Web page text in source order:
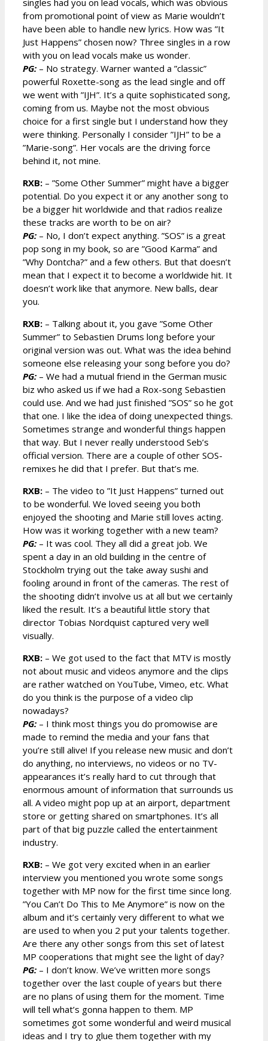
from promotional point of view as Marie wouldn’t
have been able to handle new lyrics. How was ”It
Just Happens” chosen now? Three singles in a row
with you on lead vocals make us wonder.
PG: – No strategy. Warner wanted a ”classic”
powerful Roxette-song as the lead single and off
we went with ”IJH”. It’s a quite sophisticated song,
coming from us. Maybe not the most obvious
choice for a first single but I understand how they
were thinking. Personally I consider ”IJH” to be a
”Marie-song”. Her vocals are the driving force
behind it, not mine.
RXB: – ”Some Other Summer” might have a bigger
potential. Do you expect it or any another song to
be a bigger hit worldwide and that radios realize
these tracks are worth to be on air?
PG: – No, I don’t expect anything. ”SOS” is a great
pop song in my book, so are ”Good Karma” and
”Why Dontcha?” and a few others. But that doesn’t
mean that I expect it to become a worldwide hit. It
doesn’t work like that anymore. New balls, dear
you.
RXB: – Talking about it, you gave ”Some Other
Summer” to Sebastien Drums long before your
original version was out. What was the idea behind
someone else releasing your song before you do?
PG: – We had a mutual friend in the German music
biz who asked us if we had a Rox-song Sebastien
could use. And we had just finished ”SOS” so he got
that one. I like the idea of doing unexpected things.
Sometimes strange and wonderful things happen
that way. But I never really understood Seb’s
official version. There are a couple of other SOS-
remixes he did that I prefer. But that’s me.
RXB: – The video to ”It Just Happens” turned out
to be wonderful. We loved seeing you both
enjoyed the shooting and Marie still loves acting.
How was it working together with a new team?
PG: – It was cool. They all did a great job. We
spent a day in an old building in the centre of
Stockholm trying out the take away sushi and
fooling around in front of the cameras. The rest of
the shooting didn’t involve us at all but we certainly
liked the result. It’s a beautiful little story that
director Tobias Nordquist captured very well
visually.
RXB: – We got used to the fact that MTV is mostly
not about music and videos anymore and the clips
are rather watched on YouTube, Vimeo, etc. What
do you think is the purpose of a video clip
nowadays?
PG: – I think most things you do promowise are
made to remind the media and your fans that
you’re still alive! If you release new music and don’t
do anything, no interviews, no videos or no TV-
appearances it’s really hard to cut through that
enormous amount of information that surrounds us
all. A video might pop up at an airport, department
store or getting shared on smartphones. It’s all
part of that big puzzle called the entertainment
industry.
RXB: – We got very excited when in an earlier
interview you mentioned you wrote some songs
together with MP now for the first time since long.
”You Can’t Do This to Me Anymore” is now on the
album and it’s certainly very different to what we
are used to when you 2 put your talents together.
Are there any other songs from this set of latest
MP cooperations that might see the light of day?
PG: – I don’t know. We’ve written more songs
together over the last couple of years but there
are no plans of using them for the moment. Time
will tell what’s gonna happen to them. MP
sometimes got some wonderful and weird musical
ideas and I try to glue them together with my